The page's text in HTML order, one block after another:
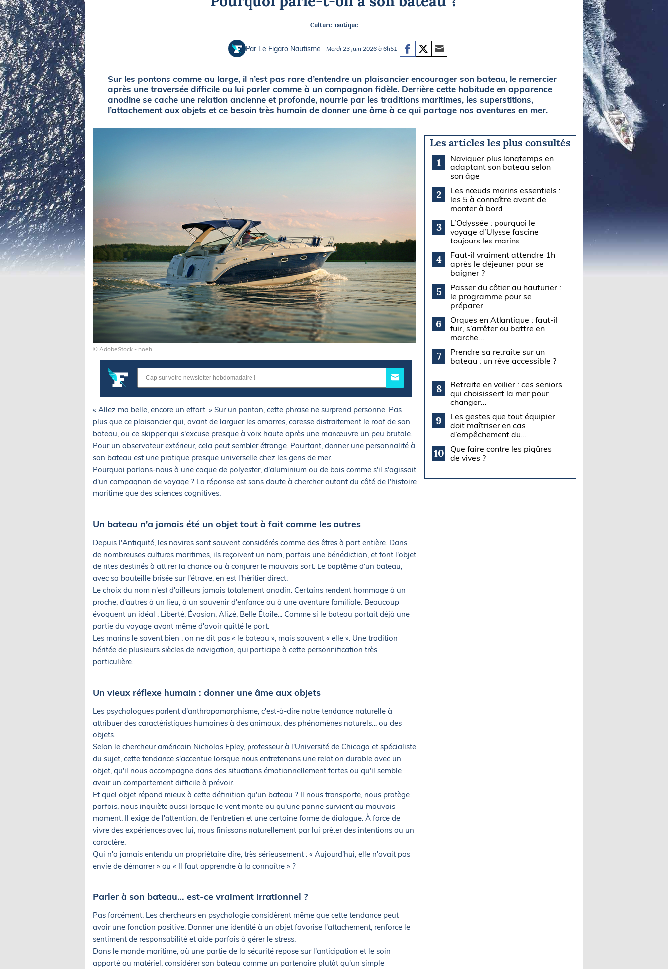
Plongée
Glisse
Briefings
Culture nautique
Par Le Figaro Nautisme Mardi 23 juin 2026 à 6h51
Sur les pontons comme au large, il n’est pas rare d’entendre un plaisancier encourager son bateau, le remercier
après une traversée difficile ou lui parler comme à un compagnon fidèle. Derrière cette habitude en apparence
anodine se cache une relation ancienne et profonde, nourrie par les traditions maritimes, les superstitions,
l’attachement aux objets et ce besoin très humain de donner une âme à ce qui partage nos aventures en mer.
© AdobeStock - noeh
« Allez ma belle, encore un effort. » Sur un ponton, cette phrase ne surprend personne. Pas
plus que ce plaisancier qui, avant de larguer les amarres, caresse distraitement le roof de son
bateau, ou ce skipper qui s'excuse presque à voix haute après une manœuvre un peu brutale.
Pour un observateur extérieur, cela peut sembler étrange. Pourtant, donner une personnalité à
son bateau est une pratique presque universelle chez les gens de mer.
Pourquoi parlons-nous à une coque de polyester, d'aluminium ou de bois comme s'il s'agissait
d'un compagnon de voyage ? La réponse est sans doute à chercher autant du côté de l'histoire
maritime que des sciences cognitives.
Un bateau n'a jamais été un objet tout à fait comme les autres
Depuis l'Antiquité, les navires sont souvent considérés comme des êtres à part entière. Dans
de nombreuses cultures maritimes, ils reçoivent un nom, parfois une bénédiction, et font l'objet
de rites destinés à attirer la chance ou à conjurer le mauvais sort. Le baptême d'un bateau,
avec sa bouteille brisée sur l'étrave, en est l'héritier direct.
Le choix du nom n'est d'ailleurs jamais totalement anodin. Certains rendent hommage à un
proche, d'autres à un lieu, à un souvenir d'enfance ou à une aventure familiale. Beaucoup
évoquent un idéal : Liberté, Évasion, Alizé, Belle Étoile... Comme si le bateau portait déjà une
partie du voyage avant même d'avoir quitté le port.
Les marins le savent bien : on ne dit pas « le bateau », mais souvent « elle ». Une tradition
héritée de plusieurs siècles de navigation, qui participe à cette personnification très
particulière.
Un vieux réflexe humain : donner une âme aux objets
Les psychologues parlent d'anthropomorphisme, c'est-à-dire notre tendance naturelle à
attribuer des caractéristiques humaines à des animaux, des phénomènes naturels… ou des
objets.
Selon le chercheur américain Nicholas Epley, professeur à l'Université de Chicago et spécialiste
du sujet, cette tendance s'accentue lorsque nous entretenons une relation durable avec un
objet, qu'il nous accompagne dans des situations émotionnellement fortes ou qu'il semble
avoir un comportement difficile à prévoir.
Et quel objet répond mieux à cette définition qu'un bateau ? Il nous transporte, nous protège
parfois, nous inquiète aussi lorsque le vent monte ou qu'une panne survient au mauvais
moment. Il exige de l'attention, de l'entretien et une certaine forme de dialogue. À force de
vivre des expériences avec lui, nous finissons naturellement par lui prêter des intentions ou un
caractère.
Qui n'a jamais entendu un propriétaire dire, très sérieusement : « Aujourd'hui, elle n'avait pas
envie de démarrer » ou « Il faut apprendre à la connaître » ?
Parler à son bateau… est-ce vraiment irrationnel ?
Pas forcément. Les chercheurs en psychologie considèrent même que cette tendance peut
avoir une fonction positive. Donner une identité à un objet favorise l'attachement, renforce le
sentiment de responsabilité et aide parfois à gérer le stress.
Dans le monde maritime, où une partie de la sécurité repose sur l'anticipation et le soin
apporté au matériel, considérer son bateau comme un partenaire plutôt qu'un simple
Les articles les plus consultés
1
Naviguer plus longtemps en
adaptant son bateau selon
son âge
2
Les nœuds marins essentiels :
les 5 à connaître avant de
monter à bord
3
L’Odyssée : pourquoi le
voyage d’Ulysse fascine
toujours les marins
4
Faut-il vraiment attendre 1h
après le déjeuner pour se
baigner ?
5
Passer du côtier au hauturier :
le programme pour se
préparer
6
Orques en Atlantique : faut-il
fuir, s’arrêter ou battre en
marche...
7
Prendre sa retraite sur un
bateau : un rêve accessible ?
8
Retraite en voilier : ces seniors
qui choisissent la mer pour
changer...
9
Les gestes que tout équipier
doit maîtriser en cas
d’empêchement du...
10
Que faire contre les piqûres
de vives ?